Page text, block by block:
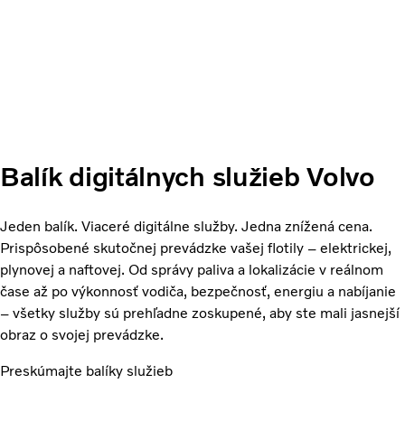
Balík digitálnych služieb Volvo
Jeden balík. Viaceré digitálne služby. Jedna znížená cena.
Prispôsobené skutočnej prevádzke vašej flotily – elektrickej,
plynovej a naftovej. Od správy paliva a lokalizácie v reálnom
čase až po výkonnosť vodiča, bezpečnosť, energiu a nabíjanie
– všetky služby sú prehľadne zoskupené, aby ste mali jasnejší
obraz o svojej prevádzke.
Preskúmajte balíky služieb